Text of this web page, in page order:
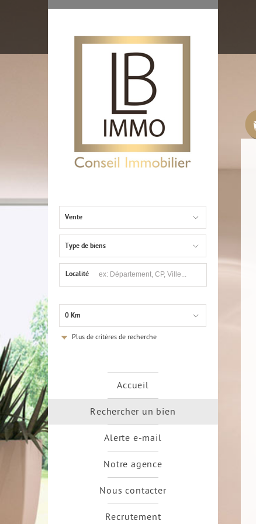
Vente
Type de biens
Localité
0 Km
Plus de critères de recherche
Accueil
Rechercher un bien
Alerte e-mail
Notre agence
Nous contacter
Recrutement